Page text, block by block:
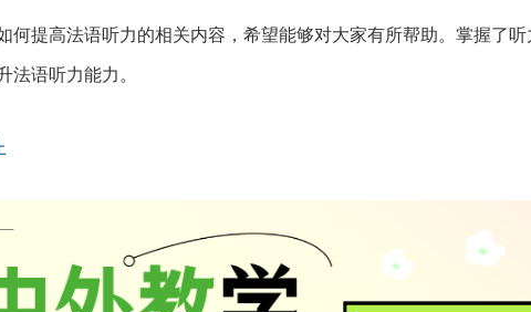
何提高法语听力的相关内容，希望能够对大家有所帮助。掌握了
法语听力能力。